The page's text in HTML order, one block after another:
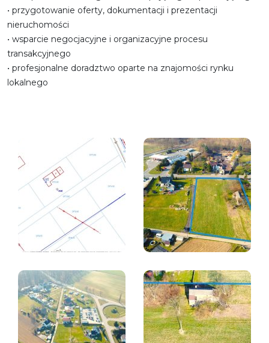
• przygotowanie oferty, dokumentacji i prezentacji
nieruchomości
• wsparcie negocjacyjne i organizacyjne procesu
transakcyjnego
• profesjonalne doradztwo oparte na znajomości rynku
lokalnego